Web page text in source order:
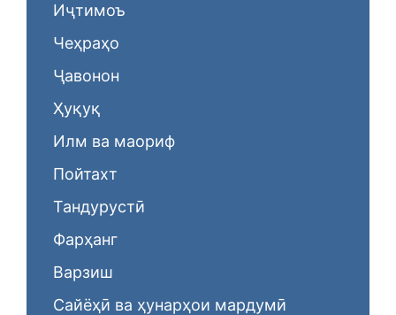
Иҷтимоъ
Чеҳраҳо
Ҷавонон
Ҳуқуқ
Илм ва маориф
Пойтахт
Тандурустӣ
Фарҳанг
Варзиш
Сайёҳӣ ва ҳунарҳои мардумӣ